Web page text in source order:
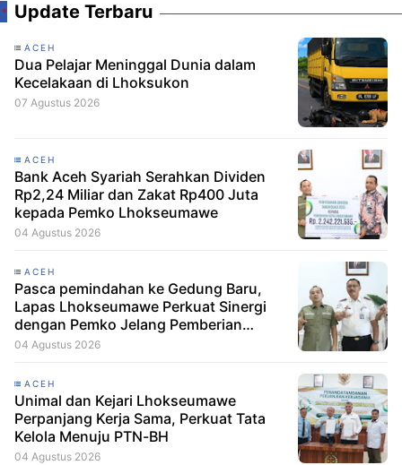
Update Terbaru
ACEH
Dua Pelajar Meninggal Dunia dalam
Kecelakaan di Lhoksukon
07 Agustus 2026
ACEH
Bank Aceh Syariah Serahkan Dividen
Rp2,24 Miliar dan Zakat Rp400 Juta
kepada Pemko Lhokseumawe
04 Agustus 2026
ACEH
Pasca pemindahan ke Gedung Baru,
Lapas Lhokseumawe Perkuat Sinergi
dengan Pemko Jelang Pemberian
Remisi HUT RI
04 Agustus 2026
ACEH
Unimal dan Kejari Lhokseumawe
Perpanjang Kerja Sama, Perkuat Tata
Kelola Menuju PTN-BH
04 Agustus 2026